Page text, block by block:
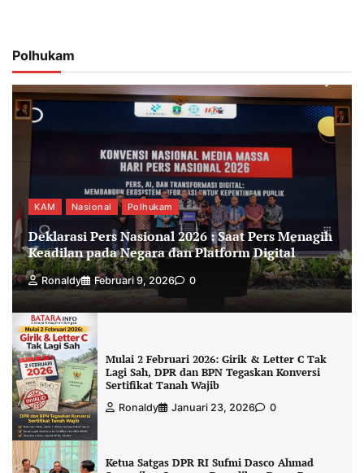
Polhukam
KAM Nasional Polhukam
Deklarasi Pers Nasional 2026 : Saat Pers Menagih
Keadilan pada Negara dan Platform Digital
Ronaldy Februari 9, 2026 0
Mulai 2 Februari 2026: Girik & Letter C Tak
Lagi Sah, DPR dan BPN Tegaskan Konversi
Sertifikat Tanah Wajib
Ronaldy Januari 23, 2026 0
Ketua Satgas DPR RI Sufmi Dasco Ahmad